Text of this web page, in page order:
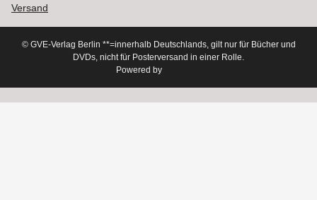
Versand
© GVE-Verlag Berlin **=innerhalb Deutschlands, gilt nur für Bücher und
DVDs, nicht für Posterversand in einer Rolle.
Powered by